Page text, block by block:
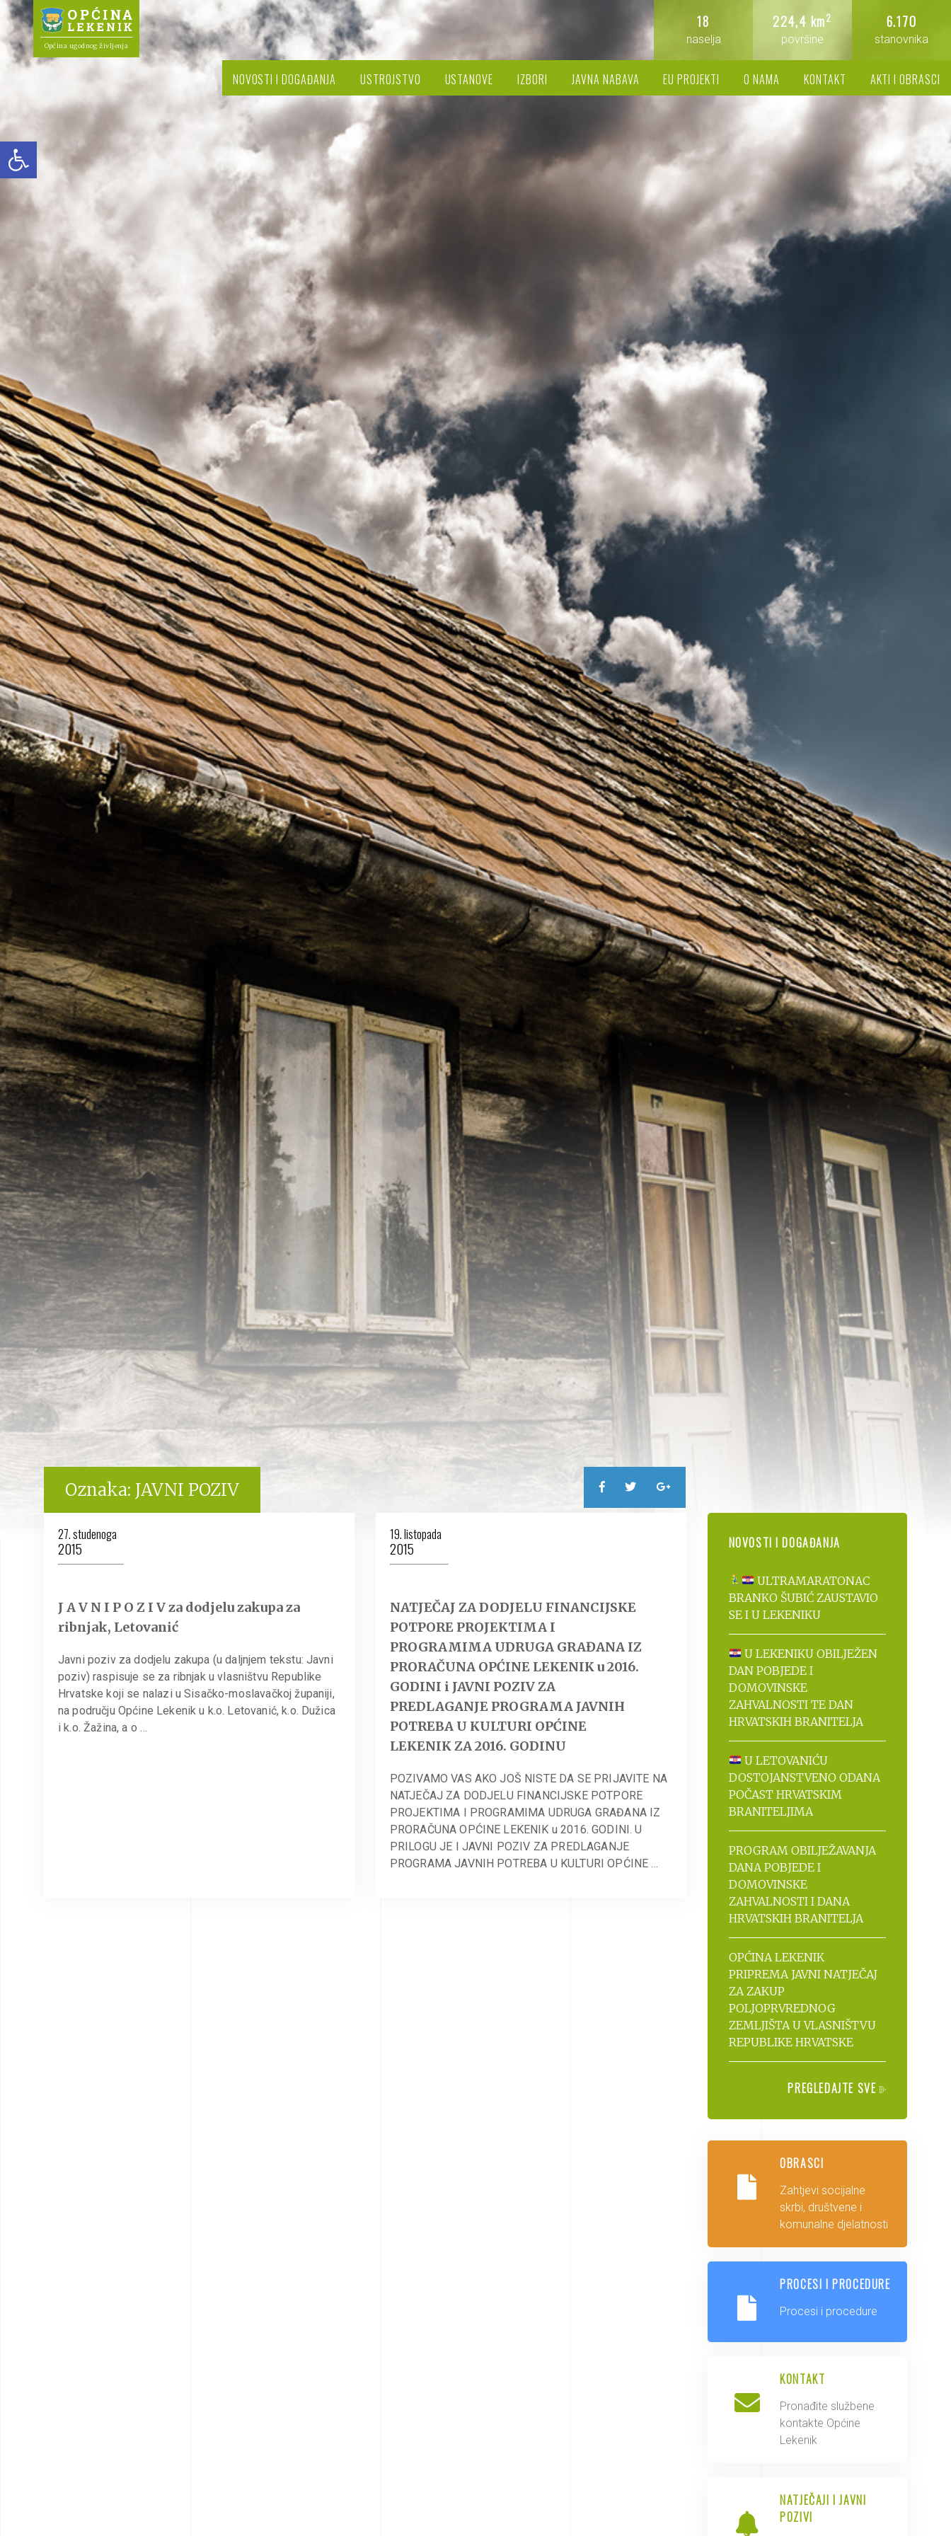
Open toolbar
Općina ugodnog življenja
6.170
stanovnika
224,4 km2
površine
18
naselja
NOVOSTI I DOGAĐANJA USTROJSTVO USTANOVE IZBORI JAVNA NABAVA EU PROJEKTI O NAMA KONTAKT AKTI I OBRASCI
Oznaka: JAVNI POZIV
27. studenoga
2015
J A V N I P O Z I V za dodjelu zakupa za
ribnjak, Letovanić
Javni poziv za dodjelu zakupa (u daljnjem tekstu: Javni
poziv) raspisuje se za ribnjak u vlasništvu Republike
Hrvatske koji se nalazi u Sisačko-moslavačkoj županiji,
na području Općine Lekenik u k.o. Letovanić, k.o. Dužica
i k.o. Žažina, a o …
19. listopada
2015
NATJEČAJ ZA DODJELU FINANCIJSKE
POTPORE PROJEKTIMA I
PROGRAMIMA UDRUGA GRAĐANA IZ
PRORAČUNA OPĆINE LEKENIK u 2016.
GODINI i JAVNI POZIV ZA
PREDLAGANJE PROGRAMA JAVNIH
POTREBA U KULTURI OPĆINE
LEKENIK ZA 2016. GODINU
POZIVAMO VAS AKO JOŠ NISTE DA SE PRIJAVITE NA
NATJEČAJ ZA DODJELU FINANCIJSKE POTPORE
PROJEKTIMA I PROGRAMIMA UDRUGA GRAĐANA IZ
PRORAČUNA OPĆINE LEKENIK u 2016. GODINI. U
PRILOGU JE I JAVNI POZIV ZA PREDLAGANJE
PROGRAMA JAVNIH POTREBA U KULTURI OPĆINE …
NOVOSTI I DOGAĐANJA
ULTRAMARATONAC
BRANKO ŠUBIĆ ZAUSTAVIO
SE I U LEKENIKU
U LEKENIKU OBILJEŽEN
DAN POBJEDE I
DOMOVINSKE
ZAHVALNOSTI TE DAN
HRVATSKIH BRANITELJA
U LETOVANIĆU
DOSTOJANSTVENO ODANA
POČAST HRVATSKIM
BRANITELJIMA
PROGRAM OBILJEŽAVANJA
DANA POBJEDE I
DOMOVINSKE
ZAHVALNOSTI I DANA
HRVATSKIH BRANITELJA
OPĆINA LEKENIK
PRIPREMA JAVNI NATJEČAJ
ZA ZAKUP
POLJOPRVREDNOG
ZEMLJIŠTA U VLASNIŠTVU
REPUBLIKE HRVATSKE
PREGLEDAJTE SVE
OBRASCI
Zahtjevi socijalne
skrbi, društvene i
komunalne djelatnosti
PROCESI I PROCEDURE
Procesi i procedure
KONTAKT
Pronađite službene
kontakte Općine
Lekenik
NATJEČAJI I JAVNI
POZIVI